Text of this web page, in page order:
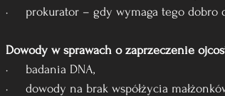
·     prokurator – gdy wymaga tego
Dowody w sprawach o zaprzeczenie
·     badania DNA,
·     dowody na brak współżycia